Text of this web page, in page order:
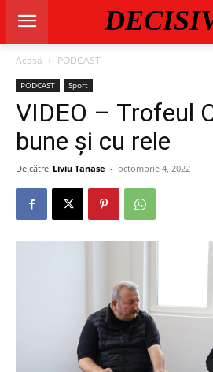
Acasă PODCAST
PODCAST Sport
VIDEO – Trofeul
bune și cu rele
De către Liviu Tanase - octombrie 4, 2022